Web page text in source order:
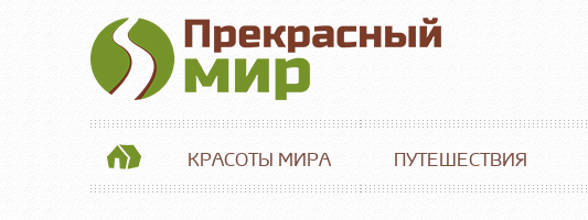
КРАСОТЫ МИРА ПУТЕШЕСТВИЯ